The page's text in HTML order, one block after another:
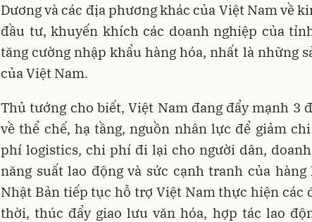
Dương và các địa phương khác của Việt Nam về
đầu tư, khuyến khích các doanh nghiệp của
tăng cường nhập khẩu hàng hóa, nhất là những
của Việt Nam.
Thủ tướng cho biết, Việt Nam đang đẩy mạnh 3
về thể chế, hạ tầng, nguồn nhân lực để giảm
phí logistics, chi phí đi lại cho người dân, doanh
năng suất lao động và sức cạnh tranh của
Nhật Bản tiếp tục hỗ trợ Việt Nam thực hiện các
thời, thúc đẩy giao lưu văn hóa, hợp tác lao